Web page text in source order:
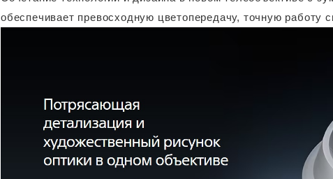
обеспечивает превосходную цветопередачу, точную